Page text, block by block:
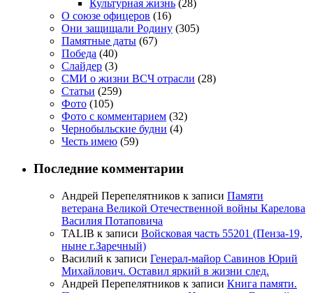
Культурная жизнь (28)
О союзе офицеров (16)
Они защищали Родину (305)
Памятные даты (67)
Победа (40)
Слайдер (3)
СМИ о жизни ВСЧ отрасли (28)
Статьи (259)
Фото (105)
Фото с комментарием (32)
Чернобыльские будни (4)
Честь имею (59)
Последние комментарии
Андрей Перепелятников к записи Памяти
ветерана Великой Отечественной войны Карелова
Василия Потаповича
TALIB к записи Войсковая часть 55201 (Пенза-19,
ныне г.Заречный)
Василий к записи Генерал-майор Савинов Юрий
Михайлович. Оставил яркий в жизни след.
Андрей Перепелятников к записи Книга памяти.